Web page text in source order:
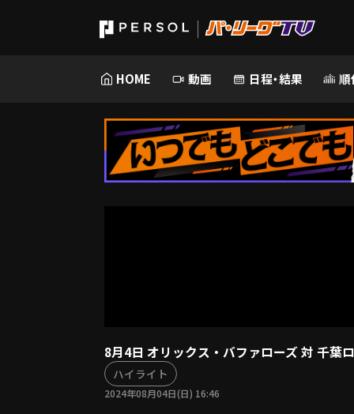
HOME 動画 日程・結果 順
8月4日 オリックス・バファローズ 対 千葉
ハイライト
2024年08月04日(日) 16:46